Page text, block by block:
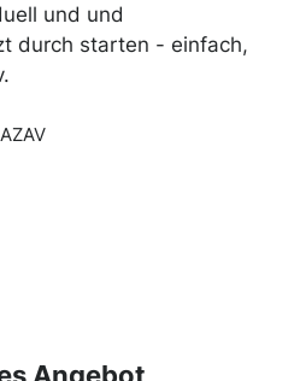
und und
durch starten - einfach,